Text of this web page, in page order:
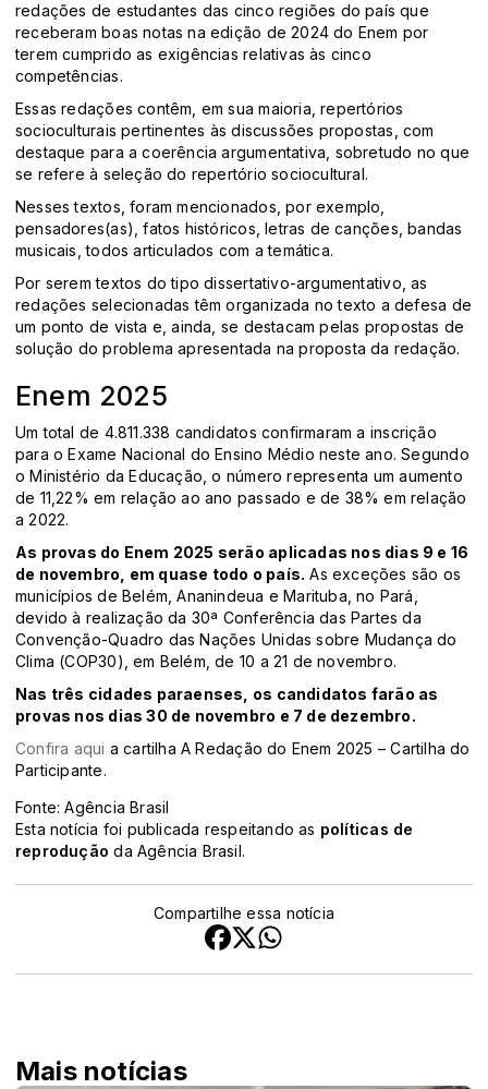
redações de estudantes das cinco regiões do país que
receberam boas notas na edição de 2024 do Enem por
terem cumprido as exigências relativas às cinco
competências.
Essas redações contêm, em sua maioria, repertórios
socioculturais pertinentes às discussões propostas, com
destaque para a coerência argumentativa, sobretudo no que
se refere à seleção do repertório sociocultural.
Nesses textos, foram mencionados, por exemplo,
pensadores(as), fatos históricos, letras de canções, bandas
musicais, todos articulados com a temática.
Por serem textos do tipo dissertativo-argumentativo, as
redações selecionadas têm organizada no texto a defesa de
um ponto de vista e, ainda, se destacam pelas propostas de
solução do problema apresentada na proposta da redação.
Enem 2025
Um total de 4.811.338 candidatos confirmaram a inscrição
para o Exame Nacional do Ensino Médio neste ano. Segundo
o Ministério da Educação, o número representa um aumento
de 11,22% em relação ao ano passado e de 38% em relação
a 2022. ​​
​As provas do Enem 2025 serão aplicadas nos dias 9 e 16
de novembro, em quase todo o país. As exceções são os
municípios de Belém, Ananindeua e Marituba, no Pará,
devido à realização da 30ª Conferência das Partes da
Convenção-Quadro das Nações Unidas sobre Mudança do
Clima (COP30), em Belém, de 10 a 21 de novembro.
Nas três cidades paraenses, os candidatos farão as
provas nos dias 30 de novembro e 7 de dezembro.
Confira aqui a cartilha A Redação do Enem 2025 – Cartilha do
Participante.
Fonte: Agência Brasil
Esta notícia foi publicada respeitando as políticas de
reprodução da Agência Brasil.
Compartilhe essa notícia
Mais notícias